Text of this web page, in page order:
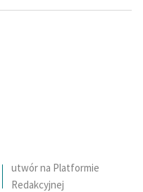
utwór na Platformie
Redakcyjnej